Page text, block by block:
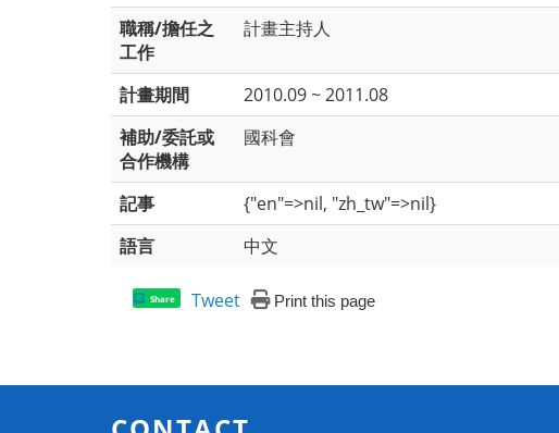
職稱/擔任之
工作
計畫主持人
計畫期間
2010.09 ~ 2011.08
補助/委託或
合作機構
國科會
記事
{"en"=>nil, "zh_tw"=>nil}
語言
中文
Share Tweet Print this page